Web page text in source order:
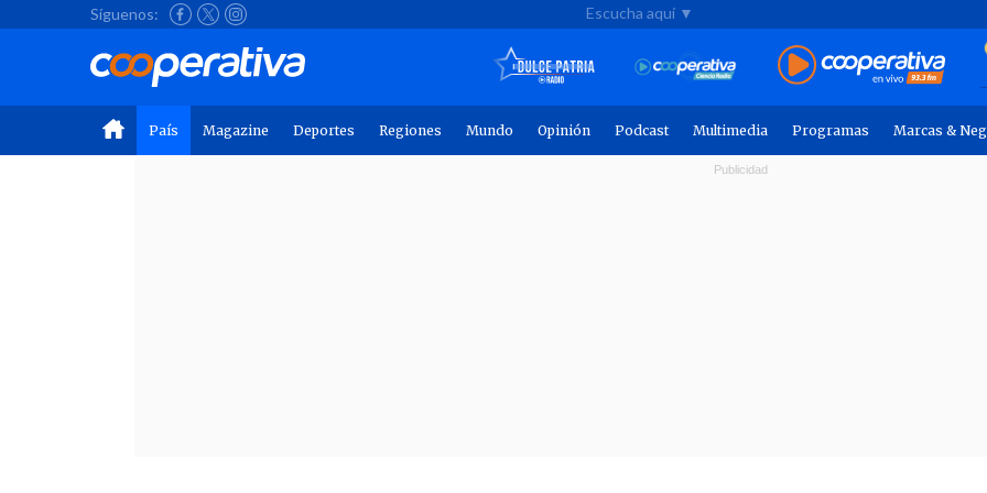
Síguenos: Escucha aquí ▼
País Magazine Deportes Regiones Mundo Opinión Podcast Multimedia Programas Marcas &